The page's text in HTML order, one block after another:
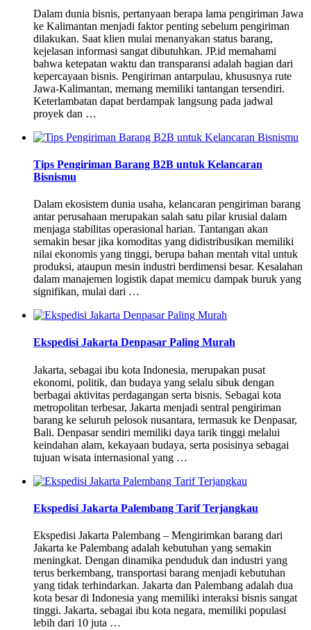
Dalam dunia bisnis, pertanyaan berapa lama pengiriman Jawa
ke Kalimantan menjadi faktor penting sebelum pengiriman
dilakukan. Saat klien mulai menanyakan status barang,
kejelasan informasi sangat dibutuhkan. JP.id memahami
bahwa ketepatan waktu dan transparansi adalah bagian dari
kepercayaan bisnis. Pengiriman antarpulau, khususnya rute
Jawa-Kalimantan, memang memiliki tantangan tersendiri.
Keterlambatan dapat berdampak langsung pada jadwal
proyek dan …
Tips Pengiriman Barang B2B untuk Kelancaran
Bisnismu
Dalam ekosistem dunia usaha, kelancaran pengiriman barang
antar perusahaan merupakan salah satu pilar krusial dalam
menjaga stabilitas operasional harian. Tantangan akan
semakin besar jika komoditas yang didistribusikan memiliki
nilai ekonomis yang tinggi, berupa bahan mentah vital untuk
produksi, ataupun mesin industri berdimensi besar. Kesalahan
dalam manajemen logistik dapat memicu dampak buruk yang
signifikan, mulai dari …
Ekspedisi Jakarta Denpasar Paling Murah
Jakarta, sebagai ibu kota Indonesia, merupakan pusat
ekonomi, politik, dan budaya yang selalu sibuk dengan
berbagai aktivitas perdagangan serta bisnis. Sebagai kota
metropolitan terbesar, Jakarta menjadi sentral pengiriman
barang ke seluruh pelosok nusantara, termasuk ke Denpasar,
Bali. Denpasar sendiri memiliki daya tarik tinggi melalui
keindahan alam, kekayaan budaya, serta posisinya sebagai
tujuan wisata internasional yang …
Ekspedisi Jakarta Palembang Tarif Terjangkau
Ekspedisi Jakarta Palembang – Mengirimkan barang dari
Jakarta ke Palembang adalah kebutuhan yang semakin
meningkat. Dengan dinamika penduduk dan industri yang
terus berkembang, transportasi barang menjadi kebutuhan
yang tidak terhindarkan. Jakarta dan Palembang adalah dua
kota besar di Indonesia yang memiliki interaksi bisnis sangat
tinggi. Jakarta, sebagai ibu kota negara, memiliki populasi
lebih dari 10 juta …